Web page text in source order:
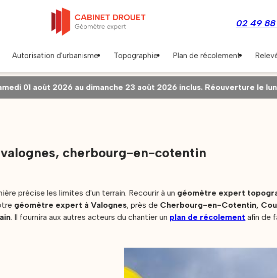
02 49 88
Autorisation d'urbanisme Topographie Plan de récolement
01 août 2026 au dimanche 23 août 2026 inclus. Réouverture le
cherbourg-en-cotentin
précise les limites d'un terrain. Recourir à un géomètre expert
géomètre expert à Valognes, près de Cherbourg-en-Cotentin,
. Il fournira aux autres acteurs du chantier un plan de récolement afin de